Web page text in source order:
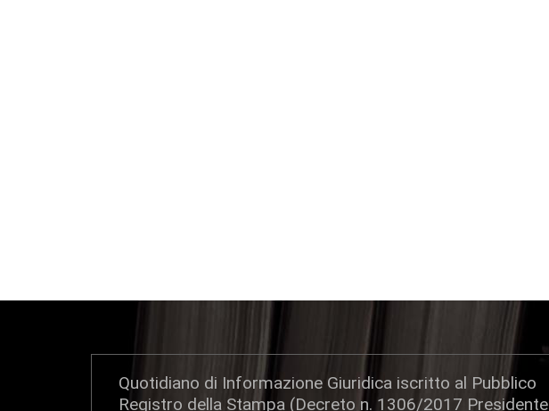
Quotidiano di Informazione Giuridica iscritto al Pubblico
Registro della Stampa (Decreto n. 1306/2017 Presidente